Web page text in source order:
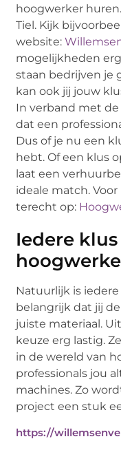
hoogwerker
Tiel. Kijk
website:
mogelijkheden
staan bedrijven je
kan ook jij jouw
In verband met
dat een
Dus of je nu een
hebt. Of een klus
laat een
ideale match.
terecht op:
Iedere
Natuurlijk is
belangrijk dat jij
juiste materiaal.
keuze erg lastig.
in de wereld van
professionals jou
machines. Zo
project een stuk
https://